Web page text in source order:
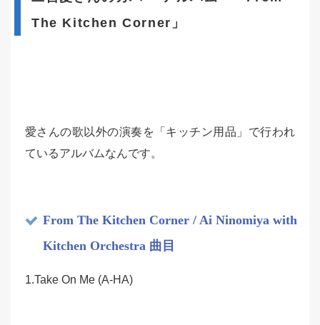
The Kitchen Corner」
愛さんの歌以外の演奏を「キッチン用品」で行われ
ているアルバムなんです。
From The Kitchen Corner / Ai Ninomiya with
Kitchen Orchestra 曲目
1.Take On Me (A-HA)